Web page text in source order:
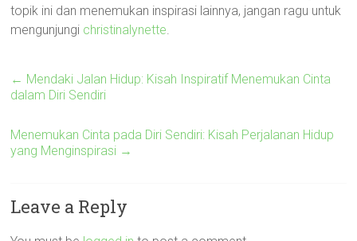
topik ini dan menemukan inspirasi lainnya, jangan ragu untuk
mengunjungi christinalynette.
← Mendaki Jalan Hidup: Kisah Inspiratif Menemukan Cinta
dalam Diri Sendiri
Menemukan Cinta pada Diri Sendiri: Kisah Perjalanan Hidup
yang Menginspirasi →
Leave a Reply